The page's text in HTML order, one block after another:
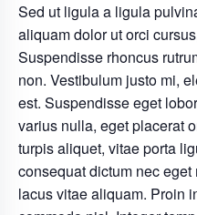
Sed ut ligula a ligula
aliquam dolor ut orci
Suspendisse rhoncus
non. Vestibulum justo mi,
est. Suspendisse eget
varius nulla, eget placerat
turpis aliquet, vitae porta
consequat dictum nec
lacus vitae aliquam. Proin